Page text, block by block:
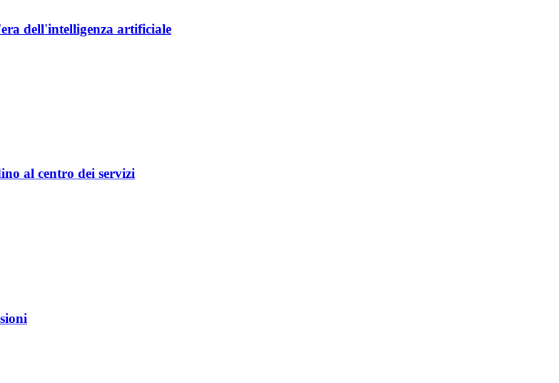
dell'intelligenza artificiale
al centro dei servizi